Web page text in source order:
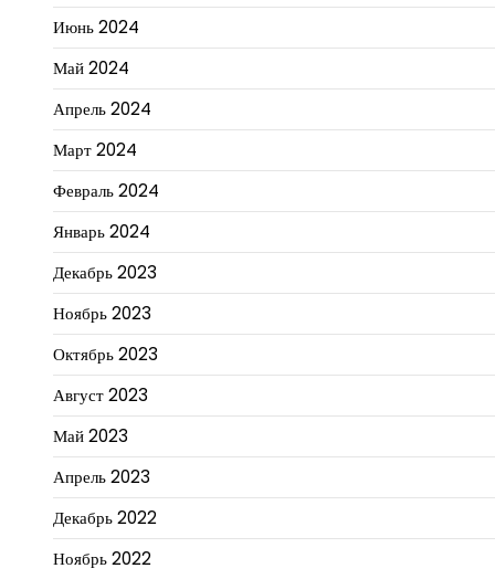
Июнь 2024
Май 2024
Апрель 2024
Март 2024
Февраль 2024
Январь 2024
Декабрь 2023
Ноябрь 2023
Октябрь 2023
Август 2023
Май 2023
Апрель 2023
Декабрь 2022
Ноябрь 2022